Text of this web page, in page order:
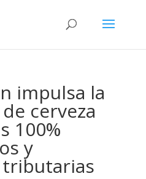
impulsa la
cerveza
100%
y